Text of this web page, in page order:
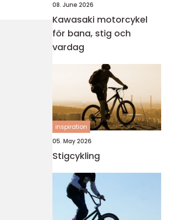
08. June 2026
Kawasaki motorcykel
för bana, stig och
vardag
inspiration
05. May 2026
Stigcykling